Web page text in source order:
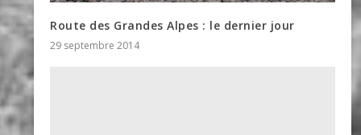
Route des Grandes Alpes : le dernier jour
29 septembre 2014